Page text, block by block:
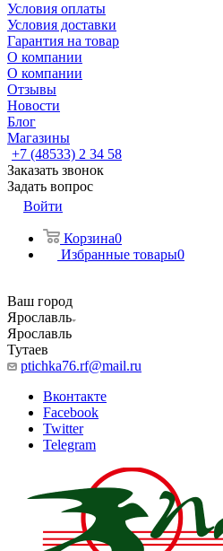
Условия оплаты
Условия доставки
Гарантия на товар
О компании
О компании
Отзывы
Новости
Блог
Магазины
+7 (48533) 2 34 58
Заказать звонок
Задать вопрос
Войти
Корзина0
Избранные товары0
Ваш город
Ярославль
Ярославль
Тутаев
ptichka76.rf@mail.ru
Вконтакте
Facebook
Twitter
Telegram